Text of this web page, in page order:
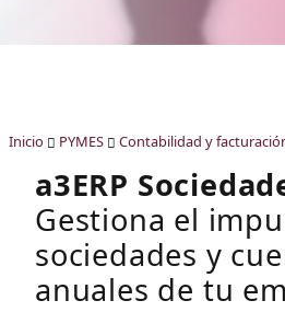
Inicio PYMES Contabilidad y
a3ERP
Gestiona el
sociedades y
anuales de tu